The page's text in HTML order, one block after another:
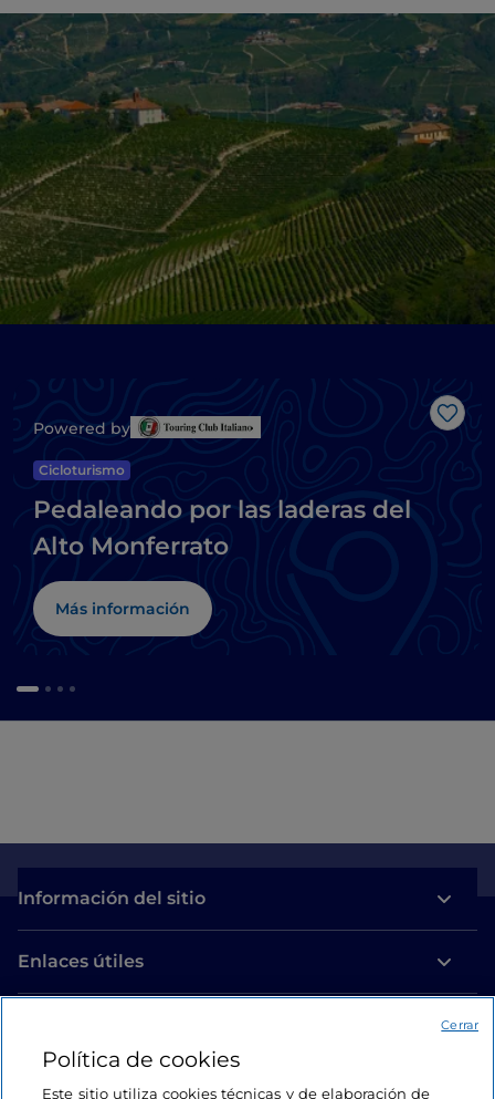
Me
Powered by
Cicloturismo
Pedaleando por las laderas del
Alto Monferrato
Más información
Información del sitio
Enlaces útiles
Estamos en contacto
Política de cookies
Este sitio utiliza cookies técnicas y de elaboración de
Cerrar